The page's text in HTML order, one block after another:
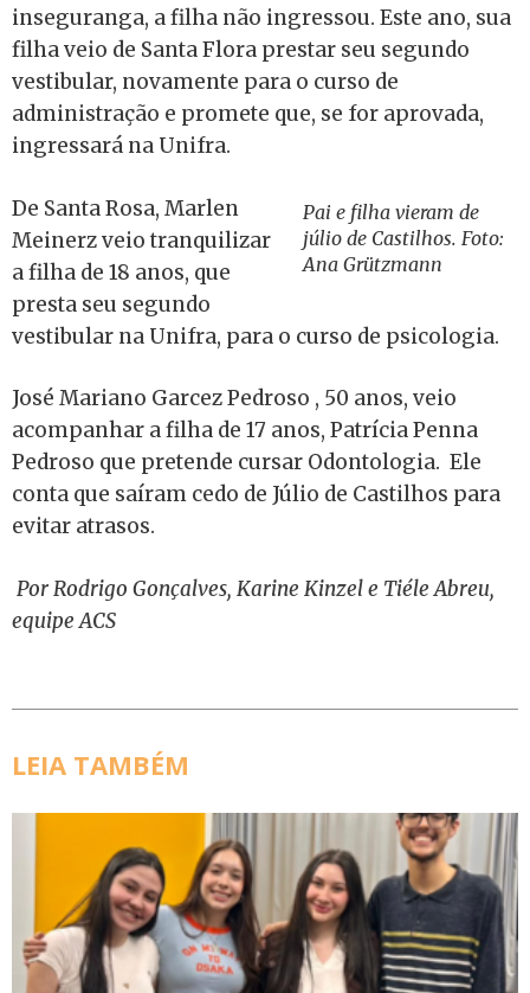
inseguranga, a filha não ingressou. Este ano, sua
filha veio de Santa Flora prestar seu segundo
vestibular, novamente para o curso de
administração e promete que, se for aprovada,
ingressará na Unifra.
Pai e filha vieram de
júlio de Castilhos. Foto:
Ana Grützmann
De Santa Rosa, Marlen
Meinerz veio tranquilizar
a filha de 18 anos, que
presta seu segundo
vestibular na Unifra, para o curso de psicologia.
José Mariano Garcez Pedroso , 50 anos, veio
acompanhar a filha de 17 anos, Patrícia Penna
Pedroso que pretende cursar Odontologia. Ele
conta que saíram cedo de Júlio de Castilhos para
evitar atrasos.
Por Rodrigo Gonçalves, Karine Kinzel e Tiéle Abreu,
equipe ACS
LEIA TAMBÉM